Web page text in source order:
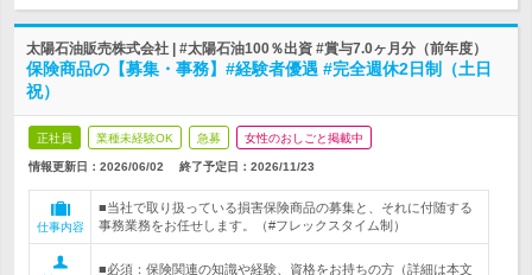
太陽石油販売株式会社 | #太陽石油100％出資 #賞与7.0ヶ月分（前年度）
保険商品の【募集・事務】#経験者優遇 #完全週休2日制（土日
祝）
正社員 業種未経験OK 急募 女性のおしごと掲載中
情報更新日：2026/06/02 終了予定日： 2026/11/23
仕事内容
■当社で取り扱っている損害保険商品の募集と、それに付随する
事務業務をお任せします。（#フレックスタイム制）
■必須：保険関連の知識や経験、資格をお持ちの方（詳細は本文